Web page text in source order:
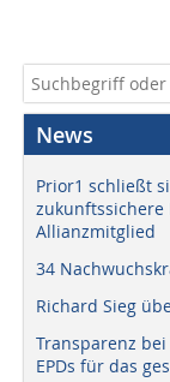
News
Prior1 schließt
zukunftssichere
Allianzmitglied
34
Richard Sieg
Transparenz
EPDs für das